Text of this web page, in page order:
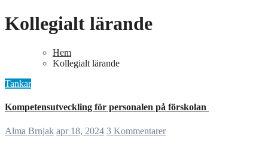
Kollegialt lärande
Hem
Kollegialt lärande
Tankar
Kompetensutveckling för personalen på förskolan
Alma Brnjak apr 18, 2024 3 Kommentarer